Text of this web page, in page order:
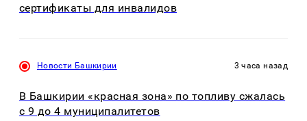
сертификаты для инвалидов
Новости Башкирии 3 часа назад
В Башкирии «красная зона» по топливу сжалась
с 9 до 4 муниципалитетов